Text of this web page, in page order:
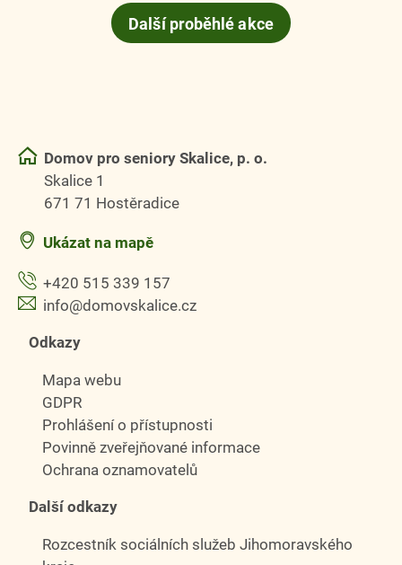
Další proběhlé akce
Domov pro seniory Skalice, p. o.
Skalice 1
671 71 Hostěradice
Ukázat na mapě
+420 515 339 157
info@domovskalice.cz
Odkazy
Mapa webu
GDPR
Prohlášení o přístupnosti
Povinně zveřejňované informace
Ochrana oznamovatelů
Další odkazy
Rozcestník sociálních služeb Jihomoravského